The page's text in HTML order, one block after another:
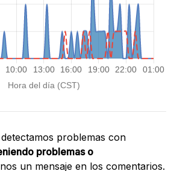
problemas con
problemas o
un mensaje en los comentarios.